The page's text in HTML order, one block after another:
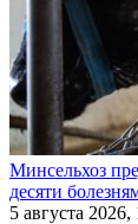
Минсельхоз
десяти
5 августа 2026,